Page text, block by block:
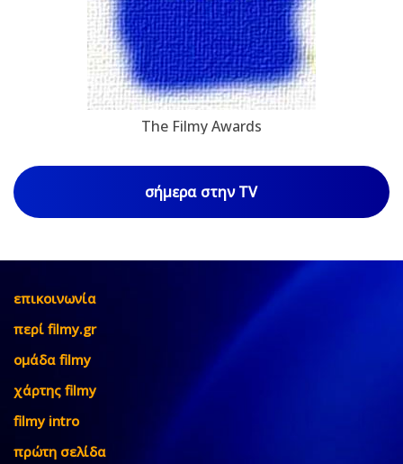
The Filmy Awards
σήμερα στην TV
επικοινωνία
περί filmy.gr
ομάδα filmy
χάρτης filmy
filmy intro
πρώτη σελίδα